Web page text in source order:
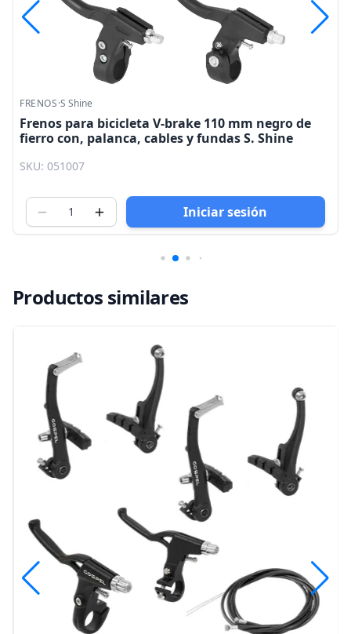
FRENOS·S Shine
Frenos para bicicleta V-brake 110 mm negro de
fierro con, palanca, cables y fundas S. Shine
SKU: 051007
Iniciar sesión
Productos similares